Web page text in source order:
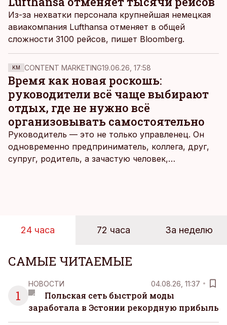
Из-за нехватки персонала крупнейшая немецкая
авиакомпания Lufthansa отменяет в общей
сложности 3100 рейсов, пишет Bloomberg.
KM CONTENT MARKETING19.06.26, 17:58
Время как новая роскошь:
руководители всё чаще выбирают
отдых, где не нужно всё
организовывать самостоятельно
Руководитель — это не только управленец. Он
одновременно предприниматель, коллега, друг,
супруг, родитель, а зачастую человек,
человека. Поэтому от отдыха все чаще ждут не
чаще люди ищут возможность просто быть здесь
и сейчас — без необходимости все
организовывать, планировать и за все отвечать
самостоятельно.
24 часа 72 часа За неделю
САМЫЕ ЧИТАЕМЫЕ
1
НОВОСТИ 04.08.26, 11:37
Польская сеть быстрой моды
заработала в Эстонии рекордную прибыль